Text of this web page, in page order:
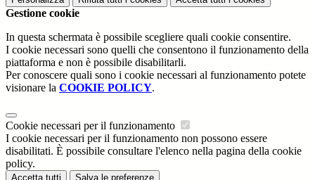
Gestione cookie
In questa schermata è possibile scegliere quali cookie consentire.
I cookie necessari sono quelli che consentono il funzionamento della
piattaforma e non è possibile disabilitarli.
Per conoscere quali sono i cookie necessari al funzionamento potete
visionare la COOKIE POLICY.
Cookie necessari per il funzionamento
I cookie necessari per il funzionamento non possono essere
disabilitati. È possibile consultare l'elenco nella pagina della cookie
policy.
Accetta tutti Salva le preferenze